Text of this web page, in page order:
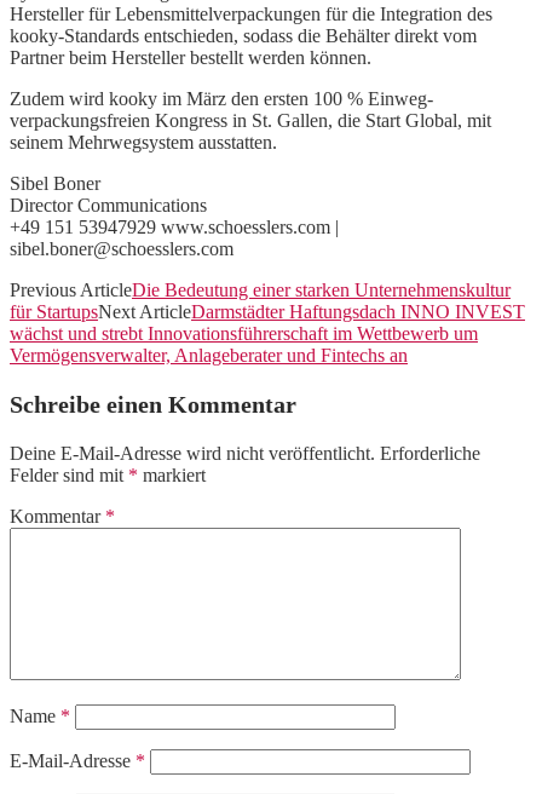
Hersteller für Lebensmittelverpackungen für die Integration des
kooky-Standards entschieden, sodass die Behälter direkt vom
Partner beim Hersteller bestellt werden können.
Zudem wird kooky im März den ersten 100 % Einweg-
verpackungsfreien Kongress in St. Gallen, die Start Global, mit
seinem Mehrwegsystem ausstatten.
Sibel Boner
Director Communications
+49 151 53947929 www.schoesslers.com |
sibel.boner@schoesslers.com
Previous ArticleDie Bedeutung einer starken Unternehmenskultur
für StartupsNext ArticleDarmstädter Haftungsdach INNO INVEST
wächst und strebt Innovationsführerschaft im Wettbewerb um
Vermögensverwalter, Anlageberater und Fintechs an
Schreibe einen Kommentar
Deine E-Mail-Adresse wird nicht veröffentlicht. Erforderliche
Felder sind mit * markiert
Kommentar *
Name *
E-Mail-Adresse *